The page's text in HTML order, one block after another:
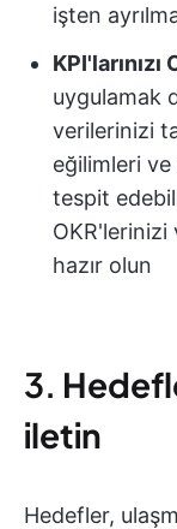
işten
uygulamak
verilerinizi
eğilimleri ve
tespit
hazır olun
3.
iletin
Hedefler,